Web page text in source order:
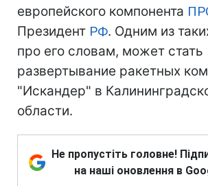
европейского компонента
Президент РФ. Одним из
про его словам, может стать
развертывание ракетных
"Искандер" в
области.
Не пропустіть головне!
на наші оновлення в